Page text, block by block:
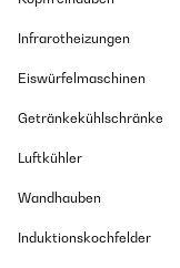
Infrarotheizungen
Eiswürfelmaschinen
Getränkekühlschränke
Luftkühler
Wandhauben
Induktionskochfelder